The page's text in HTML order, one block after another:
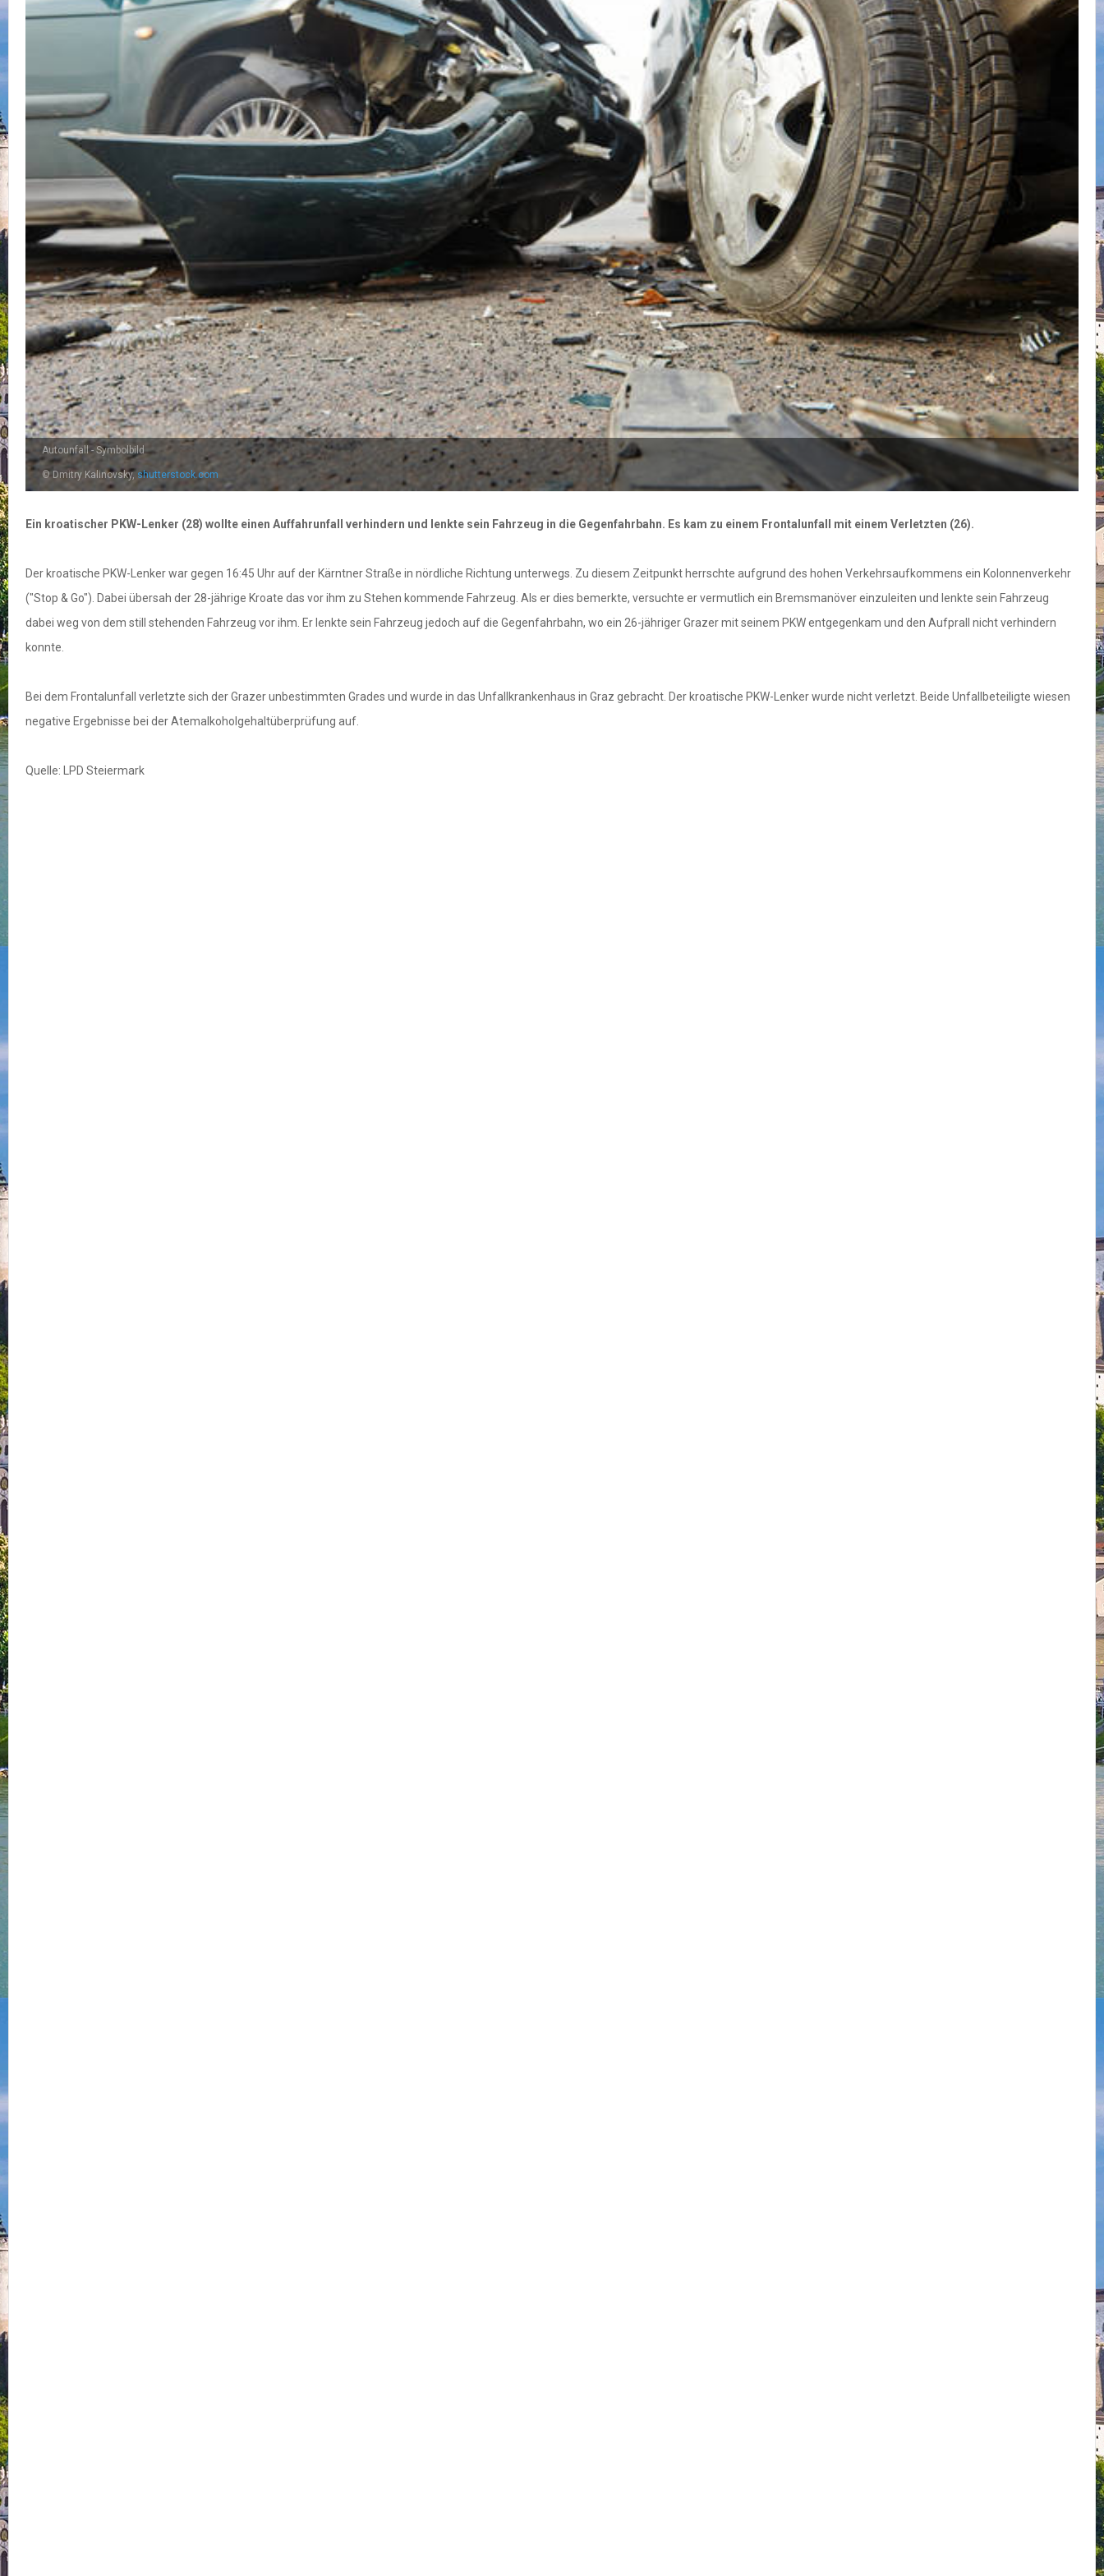
Autounfall - Symbolbild
© Dmitry Kalinovsky, shutterstock.com
Ein kroatischer PKW-Lenker (28) wollte einen Auffahrunfall verhindern und lenkte sein Fahrzeug in die Gegenfahrbahn. Es kam zu einem Frontalunfall mit einem Verletzten (26).
Der kroatische PKW-Lenker war gegen 16:45 Uhr auf der Kärntner Straße in nördliche Richtung unterwegs. Zu diesem Zeitpunkt herrschte aufgrund des hohen Verkehrsaufkommens ein Kolonnenverkehr
("Stop & Go"). Dabei übersah der 28-jährige Kroate das vor ihm zu Stehen kommende Fahrzeug. Als er dies bemerkte, versuchte er vermutlich ein Bremsmanöver einzuleiten und lenkte sein Fahrzeug
dabei weg von dem still stehenden Fahrzeug vor ihm. Er lenkte sein Fahrzeug jedoch auf die Gegenfahrbahn, wo ein 26-jähriger Grazer mit seinem PKW entgegenkam und den Aufprall nicht verhindern
konnte.
Bei dem Frontalunfall verletzte sich der Grazer unbestimmten Grades und wurde in das Unfallkrankenhaus in Graz gebracht. Der kroatische PKW-Lenker wurde nicht verletzt. Beide Unfallbeteiligte wiesen
negative Ergebnisse bei der Atemalkoholgehaltüberprüfung auf.
Quelle: LPD Steiermark